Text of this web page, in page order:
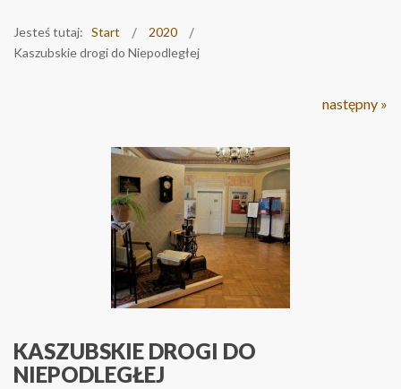
Jesteś tutaj: Start
2020
Kaszubskie drogi do Niepodległej
następny »
KASZUBSKIE DROGI DO
NIEPODLEGŁEJ